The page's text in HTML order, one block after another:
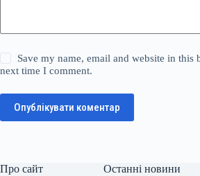
Save my name, email and website in this
next time I comment.
Опублікувати коментар
Про сайт Останні новини